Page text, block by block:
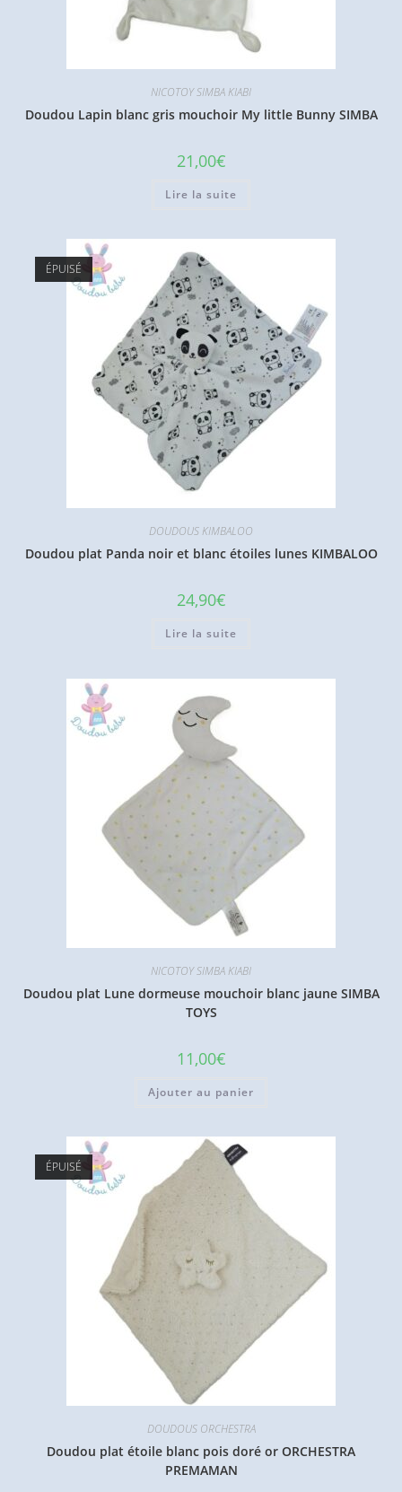
NICOTOY SIMBA KIABI
Doudou Lapin blanc gris mouchoir My little Bunny SIMBA
21,00€
Lire la suite
ÉPUISÉ
DOUDOUS KIMBALOO
Doudou plat Panda noir et blanc étoiles lunes KIMBALOO
24,90€
Lire la suite
NICOTOY SIMBA KIABI
Doudou plat Lune dormeuse mouchoir blanc jaune SIMBA
TOYS
11,00€
Ajouter au panier
ÉPUISÉ
DOUDOUS ORCHESTRA
Doudou plat étoile blanc pois doré or ORCHESTRA
PREMAMAN